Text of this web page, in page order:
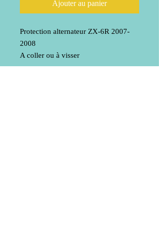
Ajouter au panier
Protection alternateur ZX-6R 2007-
2008
A coller ou à visser